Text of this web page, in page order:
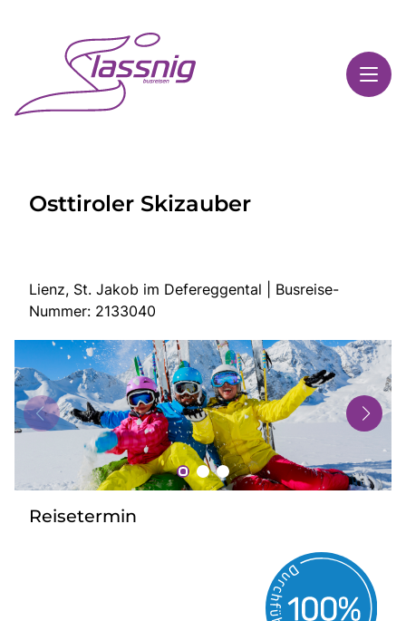
Highlights
Start
Busreisen
Bus mieten
Gutscheine
Kontakt
Osttiroler Skizauber
Lienz, St. Jakob im Defereggental | Busreise-
Nummer: 2133040
Reisetermin